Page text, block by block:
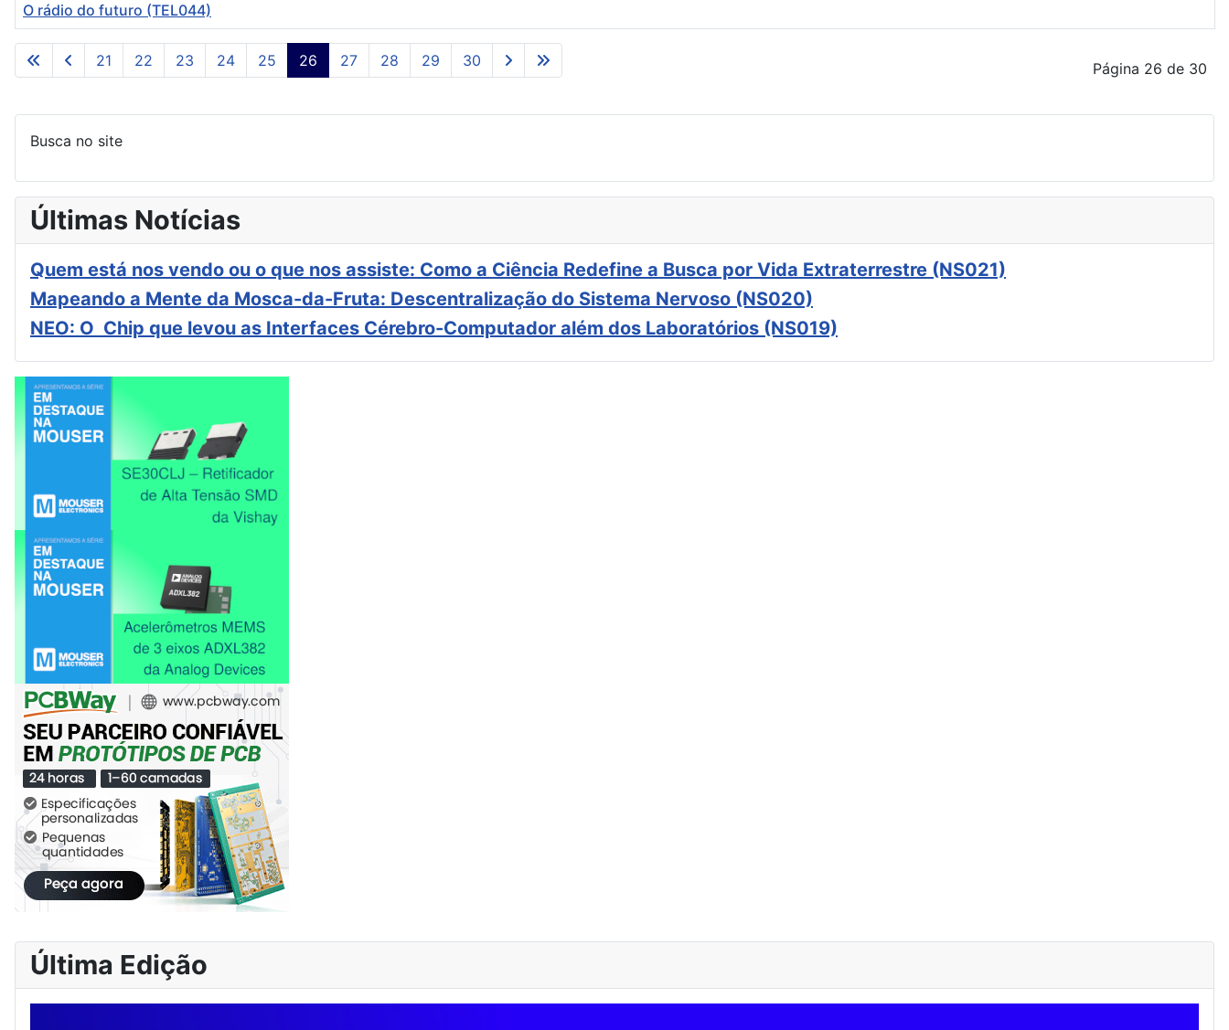
Artigos
O rádio do futuro (TEL044)
Página 26 de 30
21 22 23 24 25 26 27 28 29 30
Busca no site
Últimas Notícias
Quem está nos vendo ou o que nos assiste: Como a Ciência Redefine a Busca por Vida Extraterrestre (NS021)
Mapeando a Mente da Mosca-da-Fruta: Descentralização do Sistema Nervoso (NS020)
NEO: O Chip que levou as Interfaces Cérebro-Computador além dos Laboratórios (NS019)
Última Edição